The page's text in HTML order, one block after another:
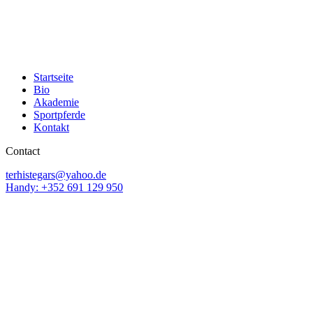
Startseite
Bio
Akademie
Sportpferde
Kontakt
Contact
terhistegars@yahoo.de
Handy: +352 691 129 950